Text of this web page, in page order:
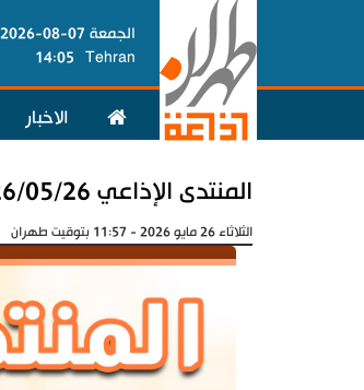
الجمعة 07-08-2026
Tehran
14:05
الاخبار
المنتدى الإذاعي 2026/05/26
الثلاثاء 26 مايو 2026 - 11:57 بتوقيت طهران